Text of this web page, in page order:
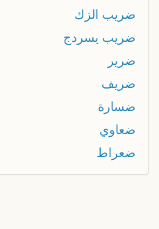
ضريب الزك
ضريب يسردج
ضرير
ضريف
ضسارة
ضعاوي
ضعراط